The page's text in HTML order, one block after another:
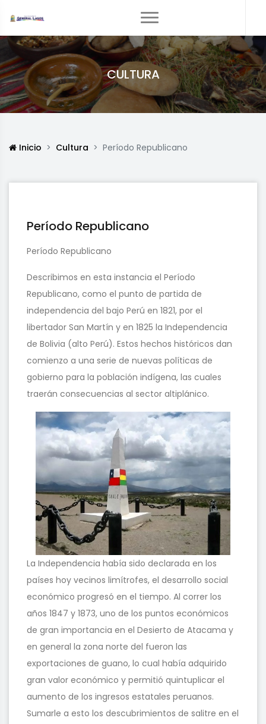
CULTURA
Inicio Cultura Período Republicano
Período Republicano
Período Republicano
Describimos en esta instancia el Período
Republicano, como el punto de partida de
independencia del bajo Perú en 1821, por el
libertador San Martín y en 1825 la Independencia
de Bolivia (alto Perú). Estos hechos históricos dan
comienzo a una serie de nuevas políticas de
gobierno para la población indígena, las cuales
traerán consecuencias al sector altiplánico.
La Independencia había sido declarada en los
países hoy vecinos limítrofes, el desarrollo social
económico progresó en el tiempo. Al correr los
años 1847 y 1873, uno de los puntos económicos
de gran importancia en el Desierto de Atacama y
en general la zona norte del fueron las
exportaciones de guano, lo cual había adquirido
gran valor económico y permitió quintuplicar el
aumento de los ingresos estatales peruanos.
Sumarle a esto los descubrimientos de salitre en el